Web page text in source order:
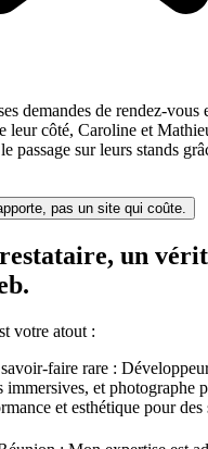
demandes de rendez-vous
leur côté, Caroline et
passage sur leurs stands
pas un site qui coûte.
un
votre atout :
faire rare :
immersives, et photographe
et esthétique pour des